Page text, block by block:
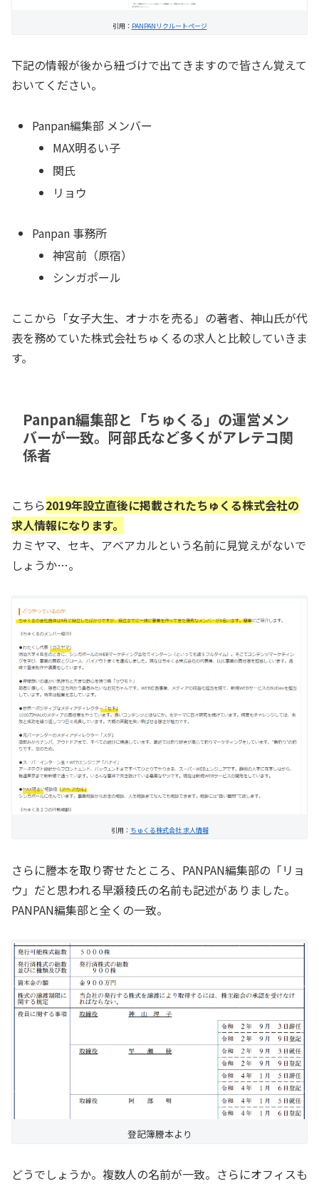
引用： PANPANリクルートページ
下記の情報が後から紐づけで出てきますので皆さん覚えて
おいてください。
Panpan編集部 メンバー
MAX明るい子
関氏
リョウ
Panpan 事務所
神宮前（原宿）
シンガポール
ここから「女子大生、オナホを売る」の著者、神山氏が代
表を務めていた株式会社ちゅくるの求人と比較していきま
す。
Panpan編集部と「ちゅくる」の運営メン
バーが一致。阿部氏など多くがアレテコ関
係者
こちら2019年設立直後に掲載されたちゅくる株式会社の
求人情報になります。
カミヤマ、セキ、アベアカルという名前に見覚えがないで
しょうか…。
引用： ちゅくる株式会社 求人情報
さらに謄本を取り寄せたところ、PANPAN編集部の「リョ
ウ」だと思われる早瀬稜氏の名前も記述がありました。
PANPAN編集部と全くの一致。
登記簿謄本より
どうでしょうか。複数人の名前が一致。さらにオフィスも